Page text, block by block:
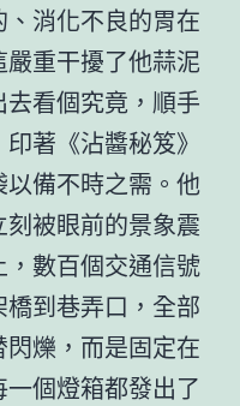
消化不良的胃在
重干擾了他蒜泥
看個究竟，順手
著《沾醬秘笈》
備不時之需。他
被眼前的景象震
數百個交通信號
到巷弄口，全部
爍，而是固定在
一個燈箱都發出了